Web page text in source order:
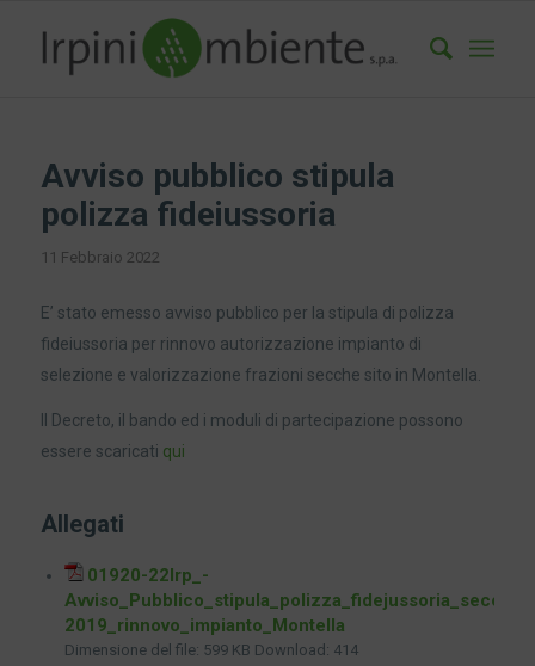
Avviso pubblico stipula
polizza fideiussoria
11 Febbraio 2022
E’ stato emesso avviso pubblico per la stipula di polizza
fideiussoria per rinnovo autorizzazione impianto di
selezione e valorizzazione frazioni secche sito in Montella.
Il Decreto, il bando ed i moduli di partecipazione possono
essere scaricati qui
Allegati
01920-22Irp_-
2019_rinnovo_impianto_Montella
Dimensione del file: 599 KB Download: 414